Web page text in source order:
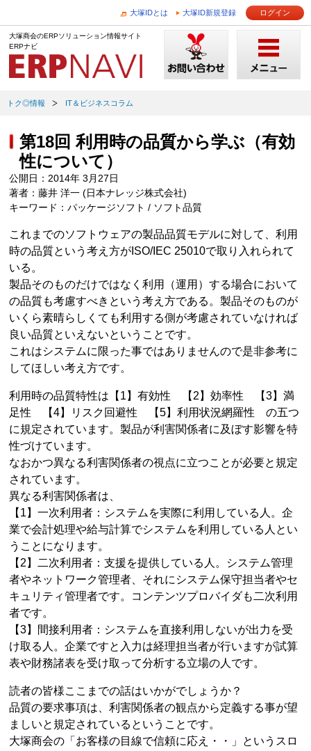
大塚IDとは 大塚ID新規登録 ログイン
大塚商会のERPソリューション情報サイト
ERPナビ
トク◎情報 IT＆ビジネスコラム
第18回 利用時の品質から学ぶ（有効
性について）
公開日：2014年 3月27日
著者：藤井 洋一 (日本ナレッジ株式会社)
キーワード：パッケージソフト / ソフト品質
これまでのソフトウェアの製品品質モデルに対して、利用
時の品質という考え方がISO/IEC 25010で取り入れられて
いる。
製品そのものだけではなく利用（運用）する場合において
の品質も考慮すべきという考え方である。製品そのものが
いくら素晴らしくても利用する側が考慮されていなければ
良い品質といえないということです。
これはシステムに限った事ではありませんので是非参考に
してほしい考え方です。
利用時の品質特性は【1】有効性 【2】効率性 【3】満
足性 【4】リスク回避性 【5】利用状況網羅性 の五つ
に規定されています。製品が利害関係者に及ぼす影響を特
性づけています。
なおかつ異なる利害関係者の視点に立つことが必要と規定
されています。
異なる利害関係者は、
【1】一次利用者：システムを実際に利用している人。企
業で会計処理や給与計算でシステムを利用している人とい
うことになります。
【2】二次利用者：支援を提供している人。システム管理
者やネットワーク管理者、それにシステム保守担当者やセ
キュリティ管理者です。コンテンツプロバイダも二次利用
者です。
【3】間接利用者：システムを直接利用しないが出力を受
け取る人。企業ですと入力は経理担当者が行いますが試算
表や財務諸表を受け取って分析する立場の人です。
読者の皆様ここまでの話はいかがでしょうか？
品質の要求事項は、利害関係者の観点から定義する事が望
ましいと規定されているということです。
大塚商会の「お客様の目線で信頼に応え・・」というスロ